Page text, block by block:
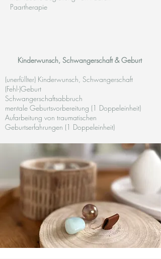
Paartherapie
​Kinderwunsch, Schwangerschaft & Geburt
(unerfüllter) Kinderwunsch, Schwangerschaft
(Fehl-)Geburt
Schwangerschaftsabbruch
mentale Geburtsvorbereitung (1 Doppeleinheit)
Aufarbeitung von traumatischen
Geburtserfahrungen (1 Doppeleinheit)